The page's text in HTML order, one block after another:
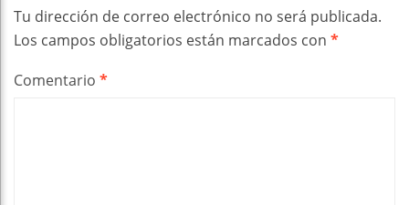
Tu dirección de correo electrónico no será publicada.
Los campos obligatorios están marcados con *
Comentario *